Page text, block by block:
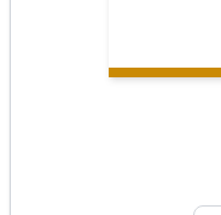
卡，剛
蘭賴純
賴學姐